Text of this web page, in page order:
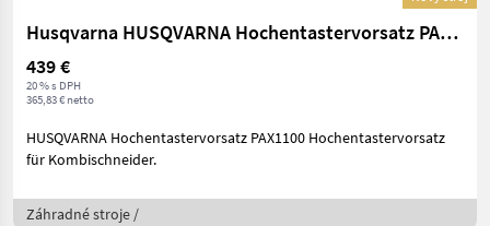
Husqvarna HUSQVARNA Hochentastervorsatz PAX1100
439 €
20 % s DPH
365,83 € netto
HUSQVARNA Hochentastervorsatz PAX1100 Hochentastervorsatz
für Kombischneider.
Záhradné stroje /